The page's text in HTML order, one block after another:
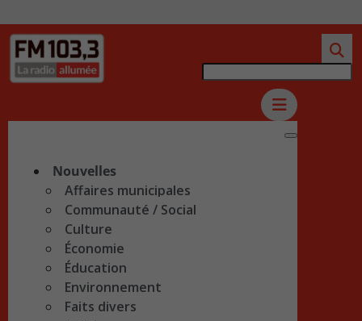
Nouvelles
Affaires municipales
Communauté / Social
Culture
Économie
Éducation
Environnement
Faits divers